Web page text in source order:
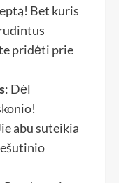
Bet kuris
pridėti prie
: Dėl
abu suteikia